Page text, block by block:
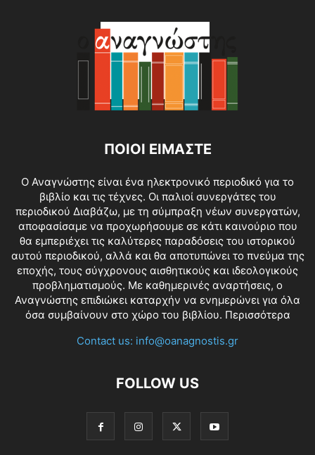
ΠΟΙΟΙ ΕΙΜΑΣΤΕ
O Αναγνώστης είναι ένα ηλεκτρονικό περιοδικό για το
βιβλίο και τις τέχνες. Οι παλιοί συνεργάτες του
περιοδικού Διαβάζω, με τη σύμπραξη νέων συνεργατών,
αποφασίσαμε να προχωρήσουμε σε κάτι καινούριο που
θα εμπεριέχει τις καλύτερες παραδόσεις του ιστορικού
αυτού περιοδικού, αλλά και θα αποτυπώνει το πνεύμα της
εποχής, τους σύγχρονους αισθητικούς και ιδεολογικούς
προβληματισμούς. Με καθημερινές αναρτήσεις, ο
Αναγνώστης επιδιώκει καταρχήν να ενημερώνει για όλα
όσα συμβαίνουν στο χώρο του βιβλίου. Περισσότερα
Contact us: info@oanagnostis.gr
FOLLOW US